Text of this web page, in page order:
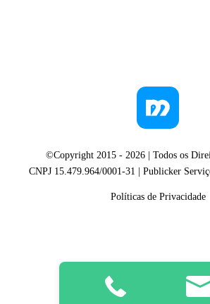
©Copyright 2015 - 2026 | Todos os
CNPJ 15.479.964/0001-31 | Publicker
Políticas de Privacidade